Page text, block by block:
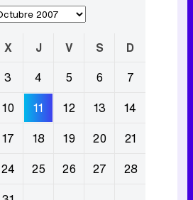
X J V S
D
3 4 5 6
7
10 11 12 13
14
17 18 19 20
21
24 25 26 27
28